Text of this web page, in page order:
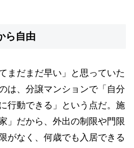
ら自由
まだまだ早い」と思っていた
は、分譲マンションで「自分
行動できる」という点だ。施
」だから、外出の制限や門限
がなく、何歳でも入居できる